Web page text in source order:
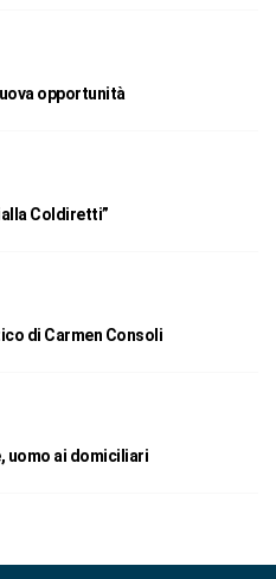
opportunità
Coldiretti”
di Carmen Consoli
uomo ai domiciliari